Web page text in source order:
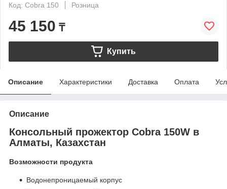
Код: Cobra 150
Розница
45 150 ₸
Купить
Описание Характеристики Доставка Оплата
Описание
Консольный прожектор Cobra 150W в
Алматы, Казахстан
Возможности продукта
Водонепроницаемый корпус